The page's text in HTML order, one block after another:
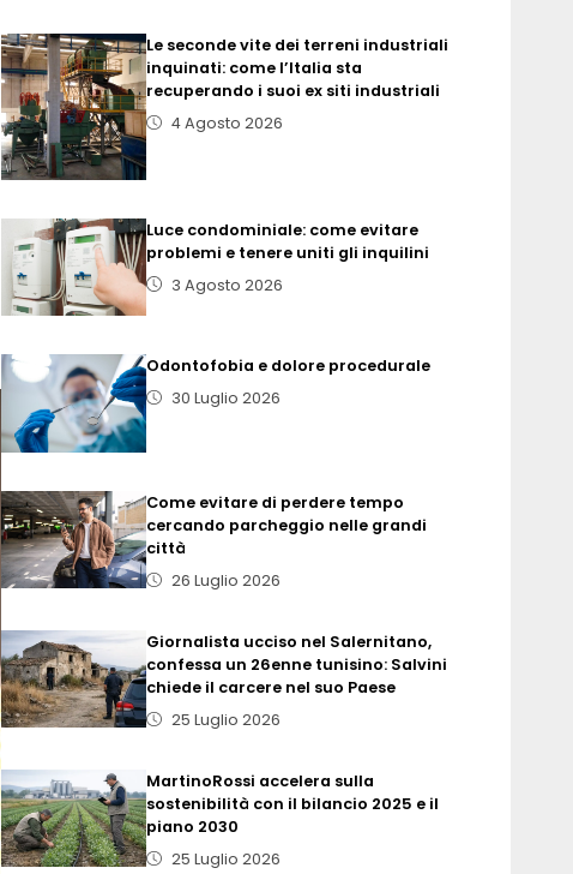
Le seconde vite dei terreni industriali
inquinati: come l’Italia sta
recuperando i suoi ex siti industriali
4 Agosto 2026
Luce condominiale: come evitare
problemi e tenere uniti gli inquilini
3 Agosto 2026
Odontofobia e dolore procedurale
30 Luglio 2026
Come evitare di perdere tempo
cercando parcheggio nelle grandi
città
26 Luglio 2026
Giornalista ucciso nel Salernitano,
confessa un 26enne tunisino: Salvini
chiede il carcere nel suo Paese
25 Luglio 2026
MartinoRossi accelera sulla
sostenibilità con il bilancio 2025 e il
piano 2030
25 Luglio 2026